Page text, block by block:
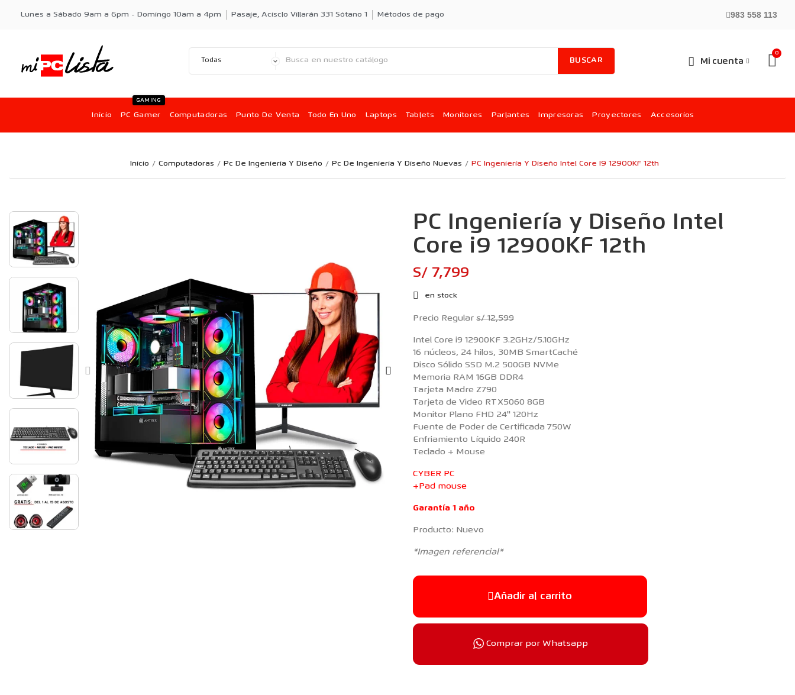
Lunes a Sábado 9am a 6pm - Domingo 10am a 4pm Pasaje, Acisclo Villarán 331 Sótano 1 Métodos de pago 983 558 113
BUSCAR Mi cuenta
Inicio PC Gamer
GAMING
Computadoras Punto De Venta Todo En Uno Laptops Tablets Monitores Parlantes Impresoras Proyectores Accesorios
Inicio Computadoras Pc De Ingenieria Y Diseño Pc De Ingenieria Y Diseño Nuevas PC Ingeniería Y Diseño Intel Core I9 12900KF 12th
PC Ingeniería y Diseño Intel
Core i9 12900KF 12th
S/ 7,799
en stock
Precio Regular s/ 12,599
Intel Core i9 12900KF 3.2GHz/5.10GHz
16 núcleos, 24 hilos, 30MB SmartCaché
Disco Sólido SSD M.2 500GB NVMe
Memoria RAM 16GB DDR4
Tarjeta Madre Z790
Tarjeta de Video RTX5060 8GB
Monitor Plano FHD 24'' 120Hz
Fuente de Poder de Certificada 750W
Enfriamiento Líquido 240R
Teclado + Mouse
CYBER PC
+Pad mouse
Garantía 1 año
Producto: Nuevo
*Imagen referencial*
Añadir al carrito
Comprar por Whatsapp